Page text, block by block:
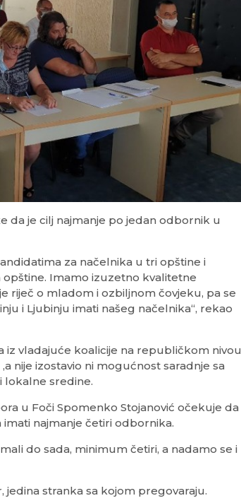
da je cilj najmanje po jedan odbornik u
za načelnika u tri opštine i
Imamo izuzetno kvalitetne
riječ o mladom i ozbiljnom čovjeku, pa se
i Ljubinju imati našeg načelnika“, rekao
iz vladajuće koalicije na republičkom nivou
nije izostavio ni mogućnost saradnje sa
lokalne sredine.
u Foči Spomenko Stojanović očekuje da
najmanje četiri odbornika.
do sada, minimum četiri, a nadamo se i
jedina stranka sa kojom pregovaraju.